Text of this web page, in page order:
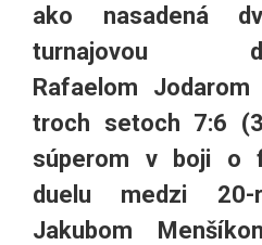
ako nasadená
turnajovou
Rafaelom
troch setoch 7:6
súperom v boji o
duelu medzi 20-
Jakubom